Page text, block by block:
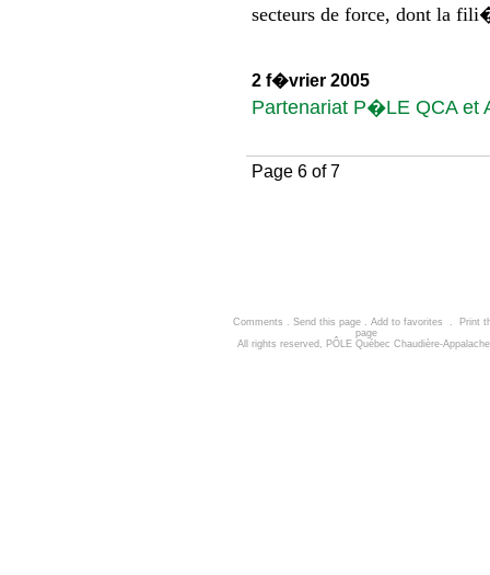
secteurs de force, dont la
2 f�vrier 2005
Partenariat P�LE QCA et
Page 6 of 7
Comments . Send this page. Add to favorites .
Print
page
All rights reserved, PÔLE Québec Chaudière-